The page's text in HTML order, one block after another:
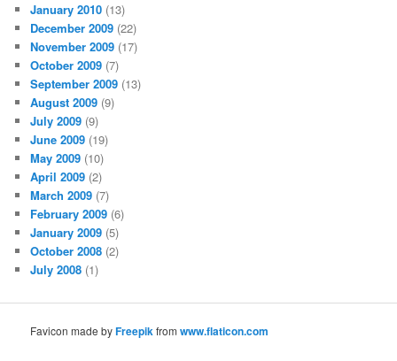
January 2010 (13)
December 2009 (22)
November 2009 (17)
October 2009 (7)
September 2009 (13)
August 2009 (9)
July 2009 (9)
June 2009 (19)
May 2009 (10)
April 2009 (2)
March 2009 (7)
February 2009 (6)
January 2009 (5)
October 2008 (2)
July 2008 (1)
Favicon made byFreepikfromwww.flaticon.com